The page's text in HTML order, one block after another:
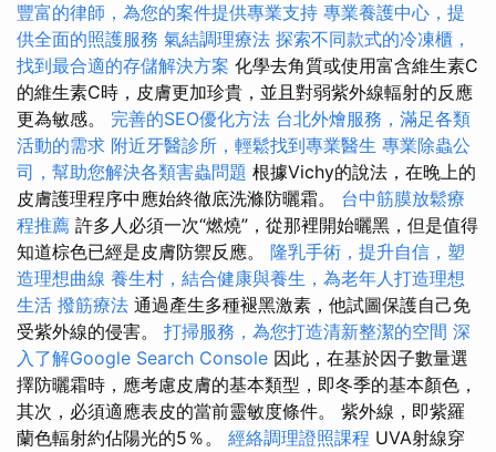
豐富的律師，為您的案件提供專業支持 專業養護中心，提
供全面的照護服務 氣結調理療法 探索不同款式的冷凍櫃，
找到最合適的存儲解決方案 化學去角質或使用富含維生素C
的維生素C時，皮膚更加珍貴，並且對弱紫外線輻射的反應
更為敏感。 完善的SEO優化方法 台北外燴服務，滿足各類
活動的需求 附近牙醫診所，輕鬆找到專業醫生 專業除蟲公
司，幫助您解決各類害蟲問題 根據Vichy的說法，在晚上的
皮膚護理程序中應始終徹底洗滌防曬霜。 台中筋膜放鬆療
程推薦 許多人必須一次“燃燒”，從那裡開始曬黑，但是值得
知道棕色已經是皮膚防禦反應。 隆乳手術，提升自信，塑
造理想曲線 養生村，結合健康與養生，為老年人打造理想
生活 撥筋療法 通過產生多種褪黑激素，他試圖保護自己免
受紫外線的侵害。 打掃服務，為您打造清新整潔的空間 深
入了解Google Search Console 因此，在基於因子數量選
擇防曬霜時，應考慮皮膚的基本類型，即冬季的基本顏色，
其次，必須適應表皮的當前靈敏度條件。 紫外線，即紫羅
蘭色輻射約佔陽光的5％。 經絡調理證照課程 UVA射線穿